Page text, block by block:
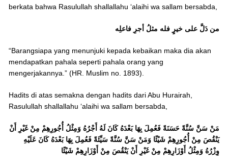
berkata bahwa Rasulullah shallallahu ‘alaihi wa sallam bersabda,
من دَلَّ على خيرٍ فله مثلُ أجرِ فاعلِه
“Barangsiapa yang menunjuki kepada kebaikan maka dia akan
mendapatkan pahala seperti pahala orang yang
mengerjakannya.” (HR. Muslim no. 1893).
Hadits di atas semakna dengan hadits dari Abu Hurairah,
Rasulullah shallallahu ‘alaihi wa sallam bersabda,
مَنْ سَنَّ سُنَّةً حَسَنَةً فَعُمِلَ بِهَا بَعْدَهُ كَانَ لَهُ أَجْرُهُ وَمِثْلُ أُجُورِهِمْ مِنْ غَيْرِ أَنْ
يَنْقُصَ مِنْ أُجُورِهِمْ شَيْئًا وَمَنْ سَنَّ سُنَّةً سَيِّئَةً فَعُمِلَ بِهَا بَعْدَهُ كَانَ عَلَيْهِ
وِزْرُهُ وَمِثْلُ أَوْزَارِهِمْ مِنْ غَيْرِ أَنْ يَنْقُصَ مِنْ أَوْزَارِهِمْ شَيْئًا